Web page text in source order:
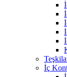
İç